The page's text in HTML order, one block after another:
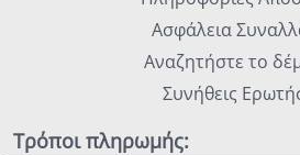
Ασφάλεια
Αναζητήστε το
Συνήθεις
Τρόποι πληρωμής: